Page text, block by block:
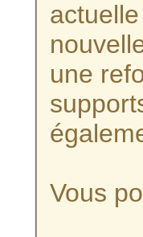
une
Vous